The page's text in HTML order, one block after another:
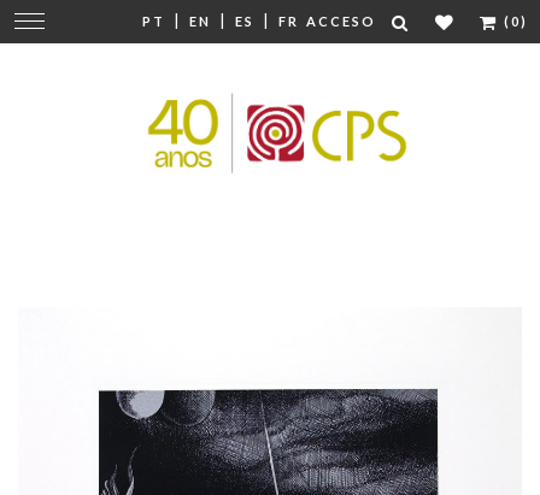
PT | EN | ES | FR ACCESO (0)
Cambiar
navegación